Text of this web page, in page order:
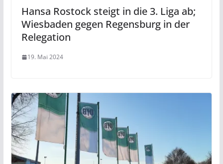
Hansa Rostock steigt in die 3. Liga ab;
Wiesbaden gegen Regensburg in der
Relegation
19. Mai 2024